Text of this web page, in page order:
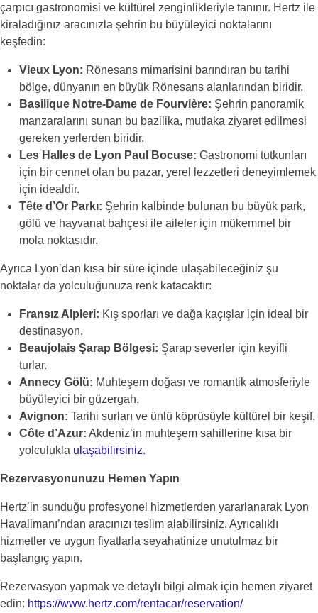
çarpıcı gastronomisi ve kültürel zenginlikleriyle tanınır. Hertz ile
kiraladığınız aracınızla şehrin bu büyüleyici noktalarını
keşfedin:
Vieux Lyon: Rönesans mimarisini barındıran bu tarihi
bölge, dünyanın en büyük Rönesans alanlarından biridir.
Basilique Notre-Dame de Fourvière: Şehrin panoramik
manzaralarını sunan bu bazilika, mutlaka ziyaret edilmesi
gereken yerlerden biridir.
Les Halles de Lyon Paul Bocuse: Gastronomi tutkunları
için bir cennet olan bu pazar, yerel lezzetleri deneyimlemek
için idealdir.
Tête d’Or Parkı: Şehrin kalbinde bulunan bu büyük park,
gölü ve hayvanat bahçesi ile aileler için mükemmel bir
mola noktasıdır.
Ayrıca Lyon’dan kısa bir süre içinde ulaşabileceğiniz şu
noktalar da yolculuğunuza renk katacaktır:
Fransız Alpleri: Kış sporları ve dağa kaçışlar için ideal bir
destinasyon.
Beaujolais Şarap Bölgesi: Şarap severler için keyifli
turlar.
Annecy Gölü: Muhteşem doğası ve romantik atmosferiyle
büyüleyici bir güzergah.
Avignon: Tarihi surları ve ünlü köprüsüyle kültürel bir keşif.
Côte d’Azur: Akdeniz’in muhteşem sahillerine kısa bir
yolculukla ulaşabilirsiniz.
Rezervasyonunuzu Hemen Yapın
Hertz’in sunduğu profesyonel hizmetlerden yararlanarak Lyon
Havalimanı’ndan aracınızı teslim alabilirsiniz. Ayrıcalıklı
hizmetler ve uygun fiyatlarla seyahatinize unutulmaz bir
başlangıç yapın.
Rezervasyon yapmak ve detaylı bilgi almak için hemen ziyaret
edin: https://www.hertz.com/rentacar/reservation/